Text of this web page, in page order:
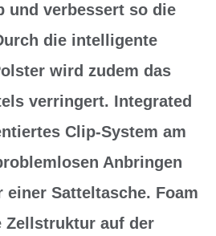
und verbessert so die
die intelligente
wird zudem das
verringert. Integrated
Clip-System am
Anbringen
Satteltasche. Foam
Zellstruktur auf der